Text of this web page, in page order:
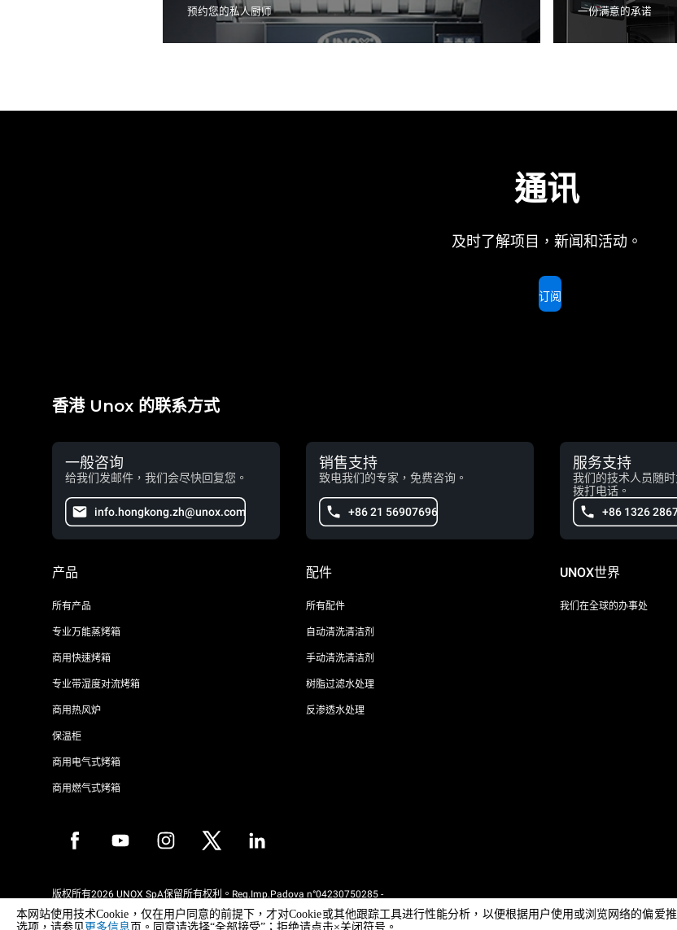
预约您的私人厨师 一份满意的承诺
通讯
及时了解项目，新闻和活动。
订阅
香港 Unox 的联系方式
一般咨询
给我们发邮件，我们会尽快回复您。
info.hongkong.zh@unox.com
销售支持
致电我们的专家，免费咨询。
+86 21 56907696
服务支持
我们的技术人员随
拨打电话。
+86 1326
产品
所有产品
专业万能蒸烤箱
商用快速烤箱
专业带湿度对流烤箱
商用热风炉
保温柜
商用电气式烤箱
商用燃气式烤箱
配件
所有配件
自动清洗清洁剂
手动清洗清洁剂
树脂过滤水处理
反渗透水处理
UNOX世界
我们在全球的办事处
版权所有2026 UNOX SpA保留所有权利。Reg.Imp.Padova n°04230750285 -
WEEE Reg. No. IT08020000000377
本网站使用技术Cookie，仅在用户同意的前提下，才对Cookie或其他跟踪工具进行性能分析，以便根据用户使用或浏览网络的偏
选项，请参见 更多信息 页。同意请选择“全部接受”；拒绝请点击×关闭符号。